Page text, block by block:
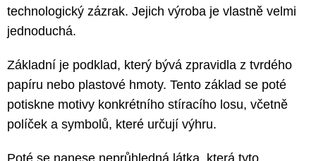
technologický zázrak. Jejich výroba je vlastně velmi
jednoduchá.
Základní je podklad, který bývá zpravidla z tvrdého
papíru nebo plastové hmoty. Tento základ se poté
potiskne motivy konkrétního stíracího losu, včetně
políček a symbolů, které určují výhru.